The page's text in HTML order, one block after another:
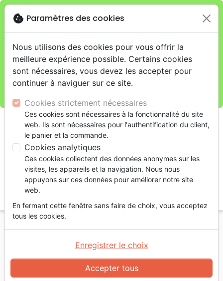
Je veux retirer ma commande au 4, rue Audubon
(Gare de Lyon), Parisclose
warningCette boutique en ligne est limitée au retrait en
magasin.
Pour les livraisons à domicile, veuillez passer vos
commandes sur la boutique La Maison de la Bible
shopping_cart
Accueil Livres Apologétique
Islam
Bible et le Coran (La)
La Bible et le Coran
Auteur :Lejb Feldman
cookie Paramètres des cookies
Nous utilisons des cookies pour vous offrir la
meilleure expérience possible. Certains cookies
sont nécessaires, vous devez les accepter pour
continuer à naviguer sur ce site.
Cookies strictement nécessaires
Ces cookies sont nécessaires à la fonctionnalité du site
web. Ils sont nécessaires pour l'authentification du client,
le panier et la commande.
Cookies analytiques
Ces cookies collectent des données anonymes sur les
visites, les appareils et la navigation. Nous nous
appuyons sur ces données pour améliorer notre site
web.
En fermant cette fenêtre sans faire de choix, vous acceptez
tous les cookies.
Accepter tous
Enregistrer le choix